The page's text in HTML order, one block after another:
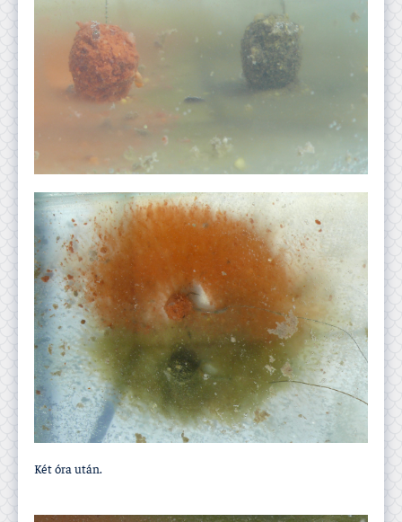
Két óra után.